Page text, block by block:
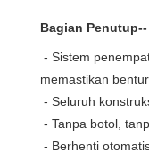
Bagian Penutup--
- Sistem
memastikan
- Seluruh
- Tanpa botol,
- Berhenti